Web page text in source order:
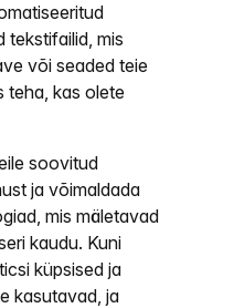
tekstifailid, mis
või seaded teie
teha, kas olete
soovitud
ja võimaldada
mis mäletavad
kaudu. Kuni
küpsised ja
kasutavad, ja